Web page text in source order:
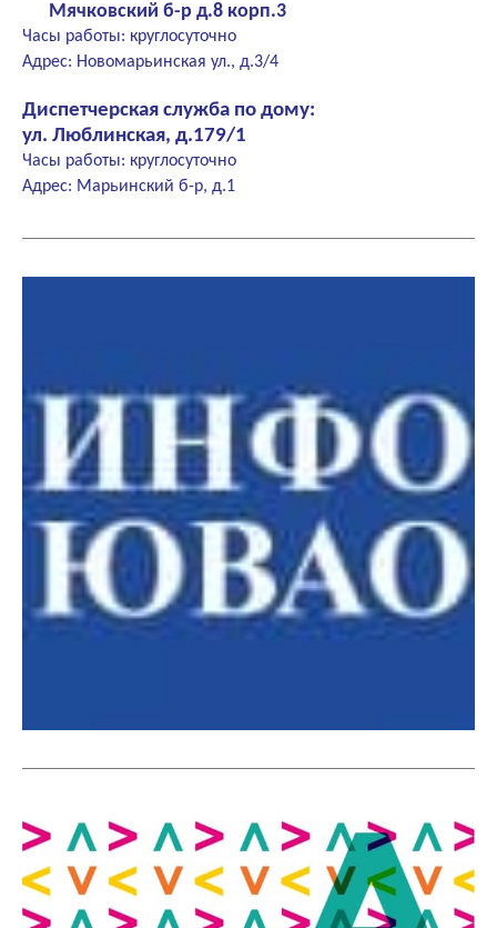
Мячковский б-р д.8 корп.3
Часы работы: круглосуточно
Адрес: Новомарьинская ул., д.3/4
Диспетчерская служба по дому:
ул. Люблинская, д.179/1
Часы работы: круглосуточно
Адрес: Марьинский б-р, д.1